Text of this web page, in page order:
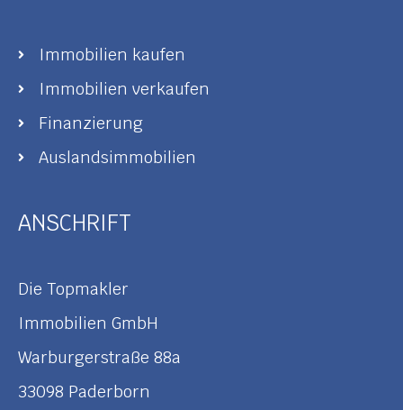
Immobilien kaufen
Immobilien verkaufen
Finanzierung
Auslandsimmobilien
ANSCHRIFT
Die Topmakler
Immobilien GmbH
Warburgerstraße 88a
33098 Paderborn